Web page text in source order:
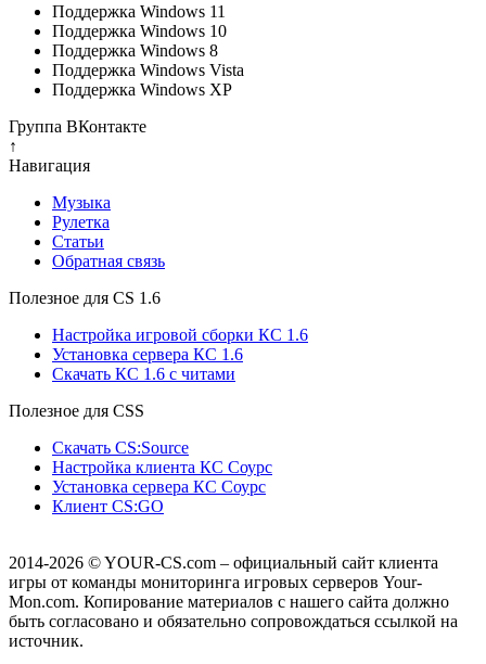
Поддержка Windows 11
Поддержка Windows 10
Поддержка Windows 8
Поддержка Windows Vista
Поддержка Windows XP
Группа ВКонтакте
↑
Навигация
Музыка
Рулетка
Cтатьи
Обратная связь
Полезное для CS 1.6
Настройка игровой сборки КС 1.6
Установка сервера КС 1.6
Скачать КС 1.6 с читами
Полезное для CSS
Скачать CS:Source
Настройка клиента КС Cоурс
Установка сервера КС Соурс
Клиент CS:GO
2014-2026 © YOUR-CS.com – официальный сайт клиента
игры от команды мониторинга игровых серверов Your-
Mon.com. Копирование материалов с нашего сайта должно
быть согласовано и обязательно сопровождаться ссылкой на
источник.